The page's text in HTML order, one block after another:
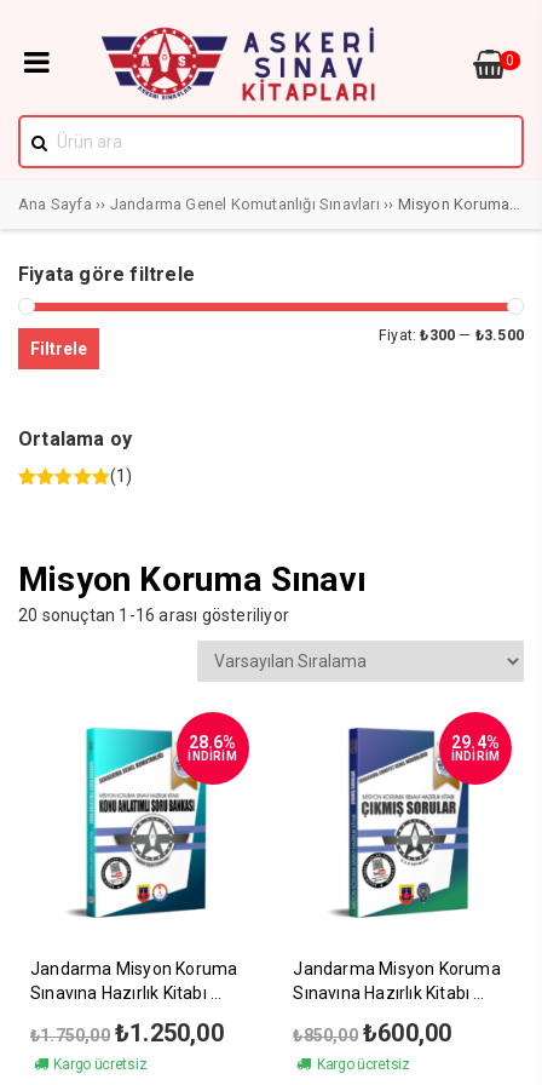
0
Ana Sayfa ›› Jandarma Genel Komutanlığı Sınavları ›› Misyon Koruma Sınavı
Fiyata göre filtrele
En
En
Filtrele
Fiyat:₺300 — ₺3.500
Ortalama oy
(1)
Misyon Koruma Sınavı
20 sonuçtan 1-16 arası gösteriliyor
Jandarma Misyon Koruma
Sınavına Hazırlık Kitabı
Bankası
₺1.750,00 Orijinal
fiyat:
₺1.750,00.
₺1.250,00Şu
28.6%
İNDİRİM
Kargo ücretsiz
Jandarma Misyon Koruma
Sınavına Hazırlık Kitabı
₺850,00 Orijinal
fiyat:
₺850,00.
₺600,00Şu
29.4%
İNDİRİM
Kargo ücretsiz